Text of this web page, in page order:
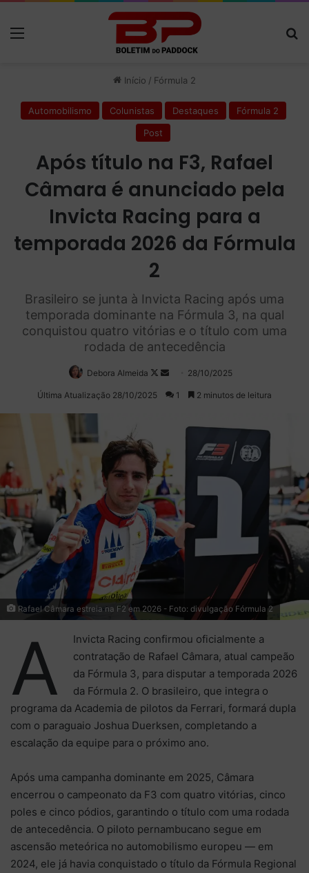
Início / Fórmula 2
Automobilismo Colunistas Destaques
Fórmula 2
Post
Após título na F3, Rafael
Câmara é anunciado pela
Invicta Racing para a
temporada 2026 da Fórmula
2
Brasileiro se junta à Invicta Racing após uma
temporada dominante na Fórmula 3, na qual
conquistou quatro vitórias e o título com uma
rodada de antecedência
Debora Almeida
Follow
on
Mande
um
28/10/2025
Última Atualização 28/10/2025 1 2 minutos de leitura
Rafael Câmara estreia na F2 em 2026 - Foto: divulgação Fórmula 2
A
Invicta Racing confirmou oficialmente a
contratação de Rafael Câmara, atual campeão
da Fórmula 3, para disputar a temporada 2026
da Fórmula 2. O brasileiro, que integra o
programa da Academia de pilotos da Ferrari, formará dupla
com o paraguaio Joshua Duerksen, completando a
escalação da equipe para o próximo ano.
Após uma campanha dominante em 2025, Câmara
encerrou o campeonato da F3 com quatro vitórias, cinco
poles e cinco pódios, garantindo o título com uma rodada
de antecedência. O piloto pernambucano segue em
ascensão meteórica no automobilismo europeu — em
2024, ele já havia conquistado o título da Fórmula Regional